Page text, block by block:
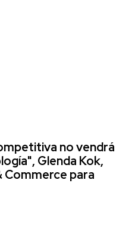
no vendrá
Glenda Kok,
para